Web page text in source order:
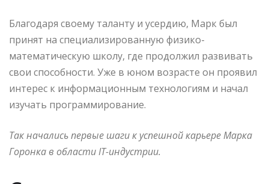
Благодаря своему таланту и усердию, Марк был
принят на специализированную физико-
математическую школу, где продолжил развивать
свои способности. Уже в юном возрасте он проявил
интерес к информационным технологиям и начал
изучать программирование.
Так начались первые шаги к успешной карьере Марка
Горонка в области IT-индустрии.